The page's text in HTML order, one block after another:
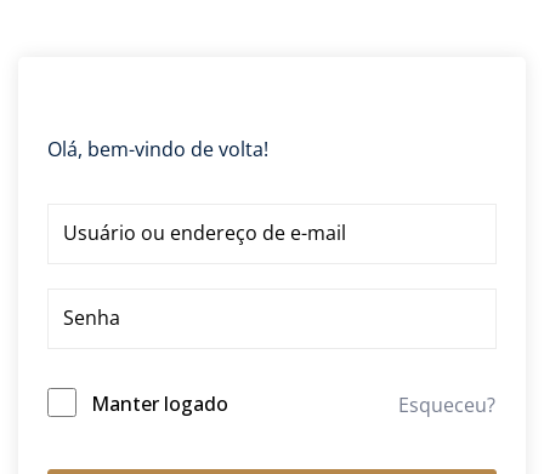
Olá, bem-vindo de volta!
Manter logado Esqueceu?